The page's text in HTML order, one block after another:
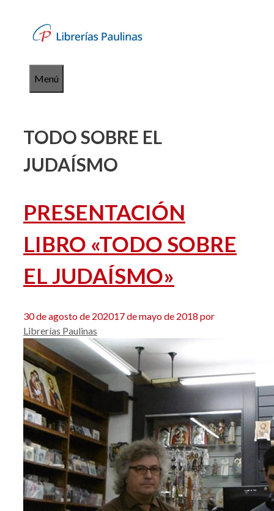
contenido
Menú
TODO SOBRE EL
JUDAÍSMO
PRESENTACIÓN
LIBRO «TODO SOBRE
EL JUDAÍSMO»
30 de agosto de 202017 de mayo de 2018 por
Librerías Paulinas